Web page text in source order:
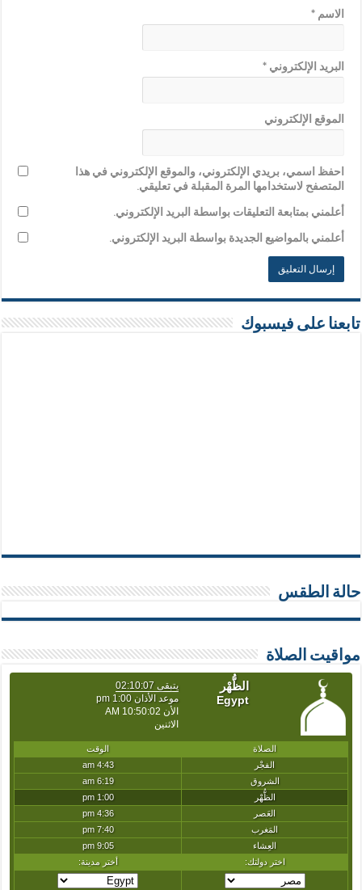
الاسم*
البريد الإلكتروني*
الموقع الإلكتروني
احفظ اسمي، بريدي الإلكتروني، والموقع الإلكتروني في هذا
المتصفح لاستخدامها المرة المقبلة في تعليقي.
أعلمني بمتابعة التعليقات بواسطة البريد الإلكتروني.
أعلمني بالمواضيع الجديدة بواسطة البريد الإلكتروني.
تابعنا على فيسبوك
حالة الطقس
مواقيت الصلاة